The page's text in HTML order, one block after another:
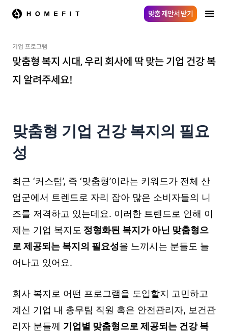
맞춤 제안서 받기
기업 프로그램
맞춤형 복지 시대, 우리 회사에 딱 맞는 기업 건강 복
지 알려주세요!
맞춤형 기업 건강 복지의 필요
성
최근 ‘커스텀’, 즉 ‘맞춤형’이라는 키워드가 전체 산
업군에서 트렌드로 자리 잡아 많은 소비자들의 니
즈를 저격하고 있는데요. 이러한 트렌드로 인해 이
제는 기업 복지도 정형화된 복지가 아닌 맞춤형으
로 제공되는 복지의 필요성을 느끼시는 분들도 늘
어나고 있어요.
회사 복지로 어떤 프로그램을 도입할지 고민하고
계신 기업 내 총무팀 직원 혹은 안전관리자, 보건관
리자 분들께 기업별 맞춤형으로 제공되는 건강 복